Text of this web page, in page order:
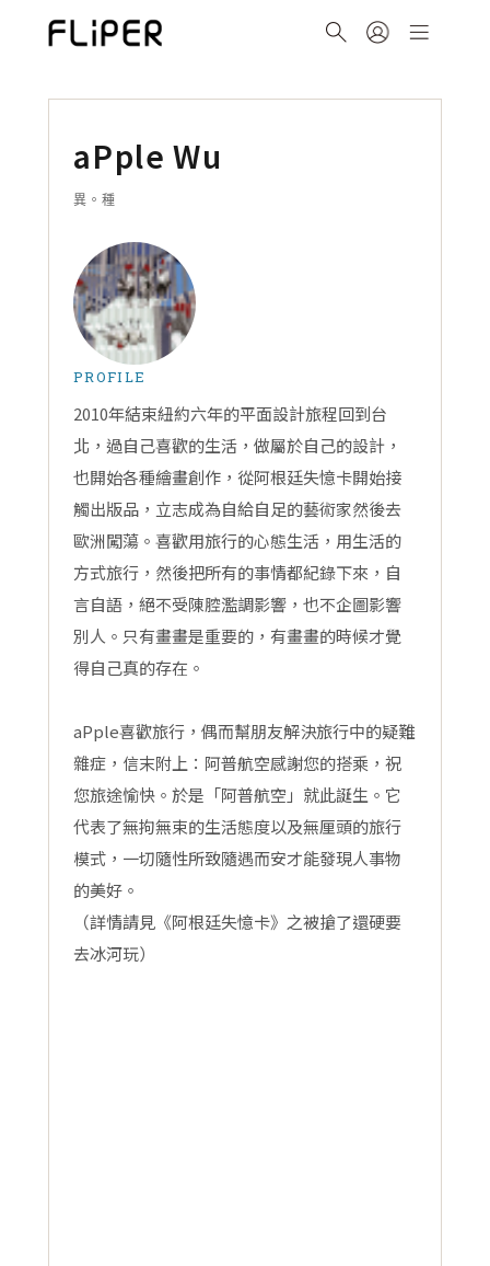
aPple Wu
異。種
PROFILE
2010年結束紐約六年的平面設計旅程回到台
北，過自己喜歡的生活，做屬於自己的設計，
也開始各種繪畫創作，從阿根廷失憶卡開始接
觸出版品，立志成為自給自足的藝術家然後去
歐洲闖蕩。喜歡用旅行的心態生活，用生活的
方式旅行，然後把所有的事情都紀錄下來，自
言自語，絕不受陳腔濫調影響，也不企圖影響
別人。只有畫畫是重要的，有畫畫的時候才覺
得自己真的存在。
aPple喜歡旅行，偶而幫朋友解決旅行中的疑難
雜症，信末附上：阿普航空感謝您的搭乘，祝
您旅途愉快。於是「阿普航空」就此誕生。它
代表了無拘無束的生活態度以及無厘頭的旅行
模式，一切隨性所致隨遇而安才能發現人事物
的美好。
（詳情請見《阿根廷失憶卡》之被搶了還硬要
去冰河玩）